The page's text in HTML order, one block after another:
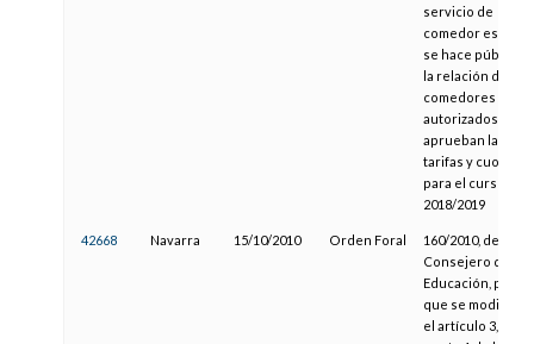
servicio de
comedor escolar,
se hace pública
la relación de
comedores
autorizados y se
aprueban las
tarifas y cuotas
para el curso
2018/2019
42668 Navarra 15/10/2010 Orden Foral
160/2010, del
Consejero de
Educación, por la
que se modifica
el artículo 3,